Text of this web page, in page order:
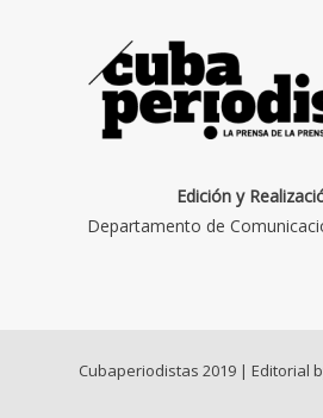
Edición y
Departamento de
Cubaperiodistas 2019 | Editorial